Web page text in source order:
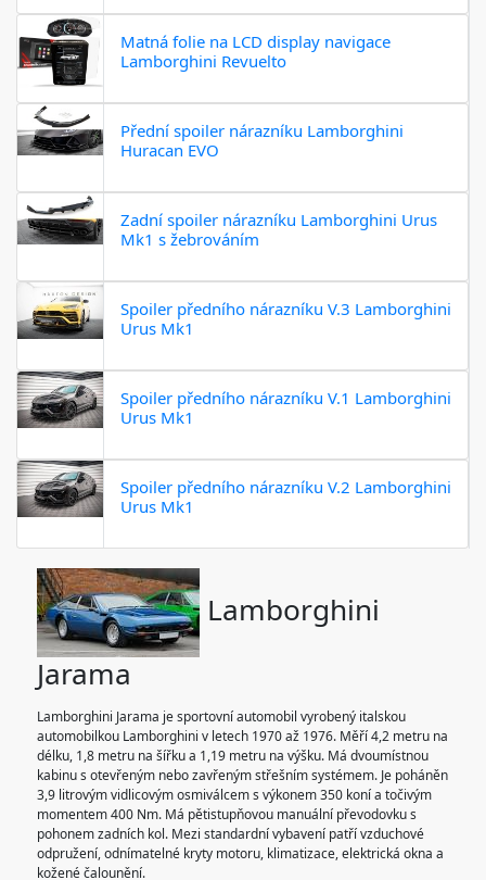
Matná folie na LCD display navigace
Lamborghini Revuelto
Přední spoiler nárazníku Lamborghini
Huracan EVO
Zadní spoiler nárazníku Lamborghini Urus
Mk1 s žebrováním
Spoiler předního nárazníku V.3 Lamborghini
Urus Mk1
Spoiler předního nárazníku V.1 Lamborghini
Urus Mk1
Spoiler předního nárazníku V.2 Lamborghini
Urus Mk1
Lamborghini
Jarama
Lamborghini Jarama je sportovní automobil vyrobený italskou
automobilkou Lamborghini v letech 1970 až 1976. Měří 4,2 metru na
délku, 1,8 metru na šířku a 1,19 metru na výšku. Má dvoumístnou
kabinu s otevřeným nebo zavřeným střešním systémem. Je poháněn
3,9 litrovým vidlicovým osmiválcem s výkonem 350 koní a točivým
momentem 400 Nm. Má pětistupňovou manuální převodovku s
pohonem zadních kol. Mezi standardní vybavení patří vzduchové
odpružení, odnímatelné kryty motoru, klimatizace, elektrická okna a
kožené čalounění.